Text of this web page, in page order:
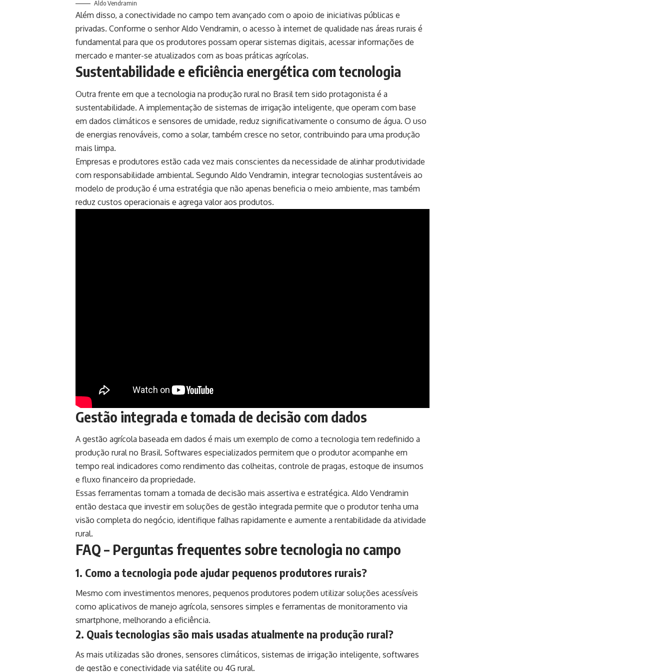
Aldo Vendramin
Além disso, a conectividade no campo tem avançado com o apoio de iniciativas públicas e
privadas. Conforme o senhor Aldo Vendramin, o acesso à internet de qualidade nas áreas rurais é
fundamental para que os produtores possam operar sistemas digitais, acessar informações de
mercado e manter-se atualizados com as boas práticas agrícolas.
Sustentabilidade e eficiência energética com tecnologia
Outra frente em que a tecnologia na produção rural no Brasil tem sido protagonista é a
sustentabilidade. A implementação de sistemas de irrigação inteligente, que operam com base
em dados climáticos e sensores de umidade, reduz significativamente o consumo de água. O uso
de energias renováveis, como a solar, também cresce no setor, contribuindo para uma produção
mais limpa.
Empresas e produtores estão cada vez mais conscientes da necessidade de alinhar produtividade
com responsabilidade ambiental. Segundo Aldo Vendramin, integrar tecnologias sustentáveis ao
modelo de produção é uma estratégia que não apenas beneficia o meio ambiente, mas também
reduz custos operacionais e agrega valor aos produtos.
Gestão integrada e tomada de decisão com dados
A gestão agrícola baseada em dados é mais um exemplo de como a tecnologia tem redefinido a
produção rural no Brasil. Softwares especializados permitem que o produtor acompanhe em
tempo real indicadores como rendimento das colheitas, controle de pragas, estoque de insumos
e fluxo financeiro da propriedade.
Essas ferramentas tornam a tomada de decisão mais assertiva e estratégica. Aldo Vendramin
então destaca que investir em soluções de gestão integrada permite que o produtor tenha uma
visão completa do negócio, identifique falhas rapidamente e aumente a rentabilidade da atividade
rural.
FAQ – Perguntas frequentes sobre tecnologia no campo
1. Como a tecnologia pode ajudar pequenos produtores rurais?
Mesmo com investimentos menores, pequenos produtores podem utilizar soluções acessíveis
como aplicativos de manejo agrícola, sensores simples e ferramentas de monitoramento via
smartphone, melhorando a eficiência.
2. Quais tecnologias são mais usadas atualmente na produção rural?
As mais utilizadas são drones, sensores climáticos, sistemas de irrigação inteligente, softwares
de gestão e conectividade via satélite ou 4G rural.